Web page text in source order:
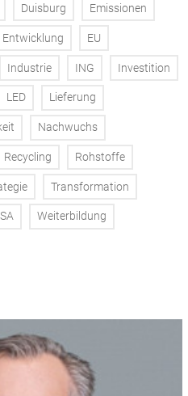
Duisburg Emissionen
Entwicklung EU
Industrie ING Investition
LED Lieferung
Nachwuchs
Recycling Rohstoffe
Transformation
Weiterbildung